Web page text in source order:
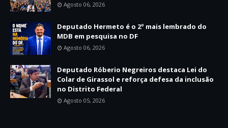
Agosto 06, 2026
Deputado Hermeto é o 2º mais lembrado do
MDB em pesquisa no DF
Agosto 06, 2026
Deputado Róberio Negreiros destaca Lei do
Colar de Girassol e reforça defesa da inclusão
no Distrito Federal
Agosto 05, 2026